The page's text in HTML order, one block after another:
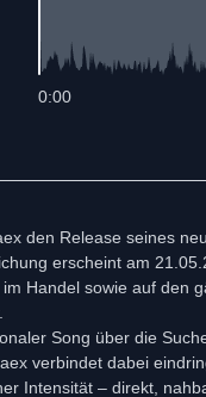
0:00
den Release seines
erscheint am
Handel sowie auf den
Song über die
verbindet dabei
Intensität – direkt,